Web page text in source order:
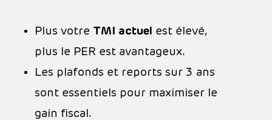
Plus votre TMI actuel est élevé,
plus le PER est avantageux.
Les plafonds et reports sur 3 ans
sont essentiels pour maximiser le
gain fiscal.